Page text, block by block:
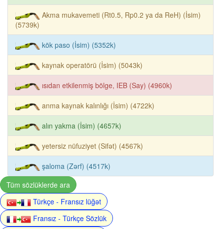
Akma mukavemeti (Rt0.5, Rp0.2 ya da ReH) (İsim)
(5739k)
kök paso (İsim) (5352k)
kaynak operatörü (İsim) (5043k)
ısıdan etkilenmiş bölge, IEB (Say) (4960k)
anma kaynak kalınlığı (İsim) (4722k)
alın yakma (İsim) (4657k)
yetersiz nüfuziyet (Sifət) (4567k)
şaloma (Zərf) (4517k)
Tüm sözlüklerde ara
Türkçe - Fransız lüğət
Fransız - Türkçe Sözlük